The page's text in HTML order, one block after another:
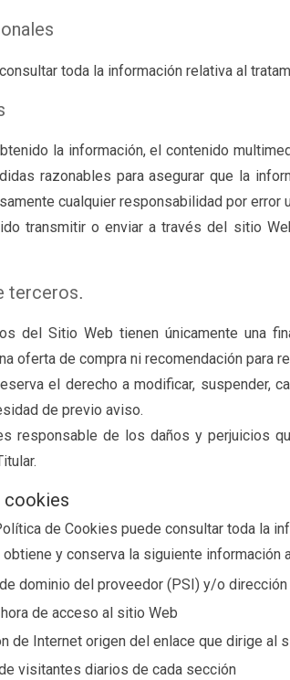
toda la información relativa al
la información, el contenido
razonables para asegurar que la
cualquier responsabilidad por
transmitir o enviar a través del sitio
terceros.
del Sitio Web tienen únicamente una
oferta de compra ni recomendación para
el derecho a modificar, suspender,
de previo aviso.
responsable de los daños y perjuicios
cookies
de Cookies puede consultar toda la
obtiene y conserva la siguiente
dominio del proveedor (PSI) y/o
de acceso al sitio Web
de Internet origen del enlace que dirige al
visitantes diarios de cada sección